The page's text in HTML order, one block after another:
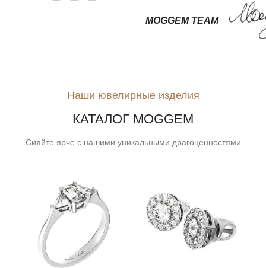
MOGGEM TEAM
Наши ювелирные изделия
КАТАЛОГ MOGGEM
Сияйте ярче с нашими уникальными драгоценностями